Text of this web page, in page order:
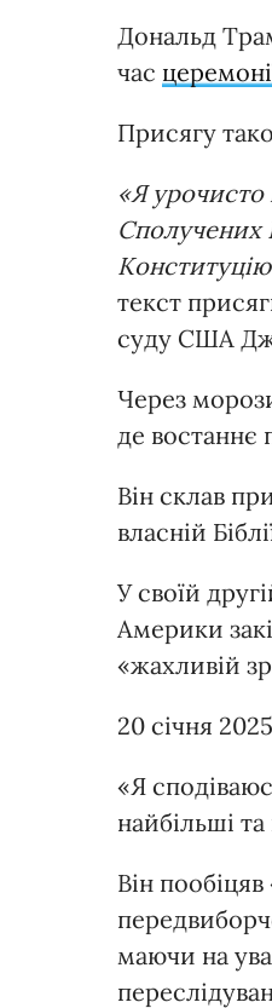
Дональд
час
Присягу
«Я урочисто
Сполучених
текст
суду США
Через
де востаннє
Він склав
власній
У своїй
Америки
«жахливій
20 січня
«Я
найбільші
Він
маючи на